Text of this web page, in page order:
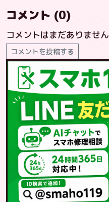
コメント (0)
コメントはまだありません
コメントを投稿する